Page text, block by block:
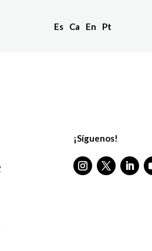
Es Ca En Pt
¡Síguenos!